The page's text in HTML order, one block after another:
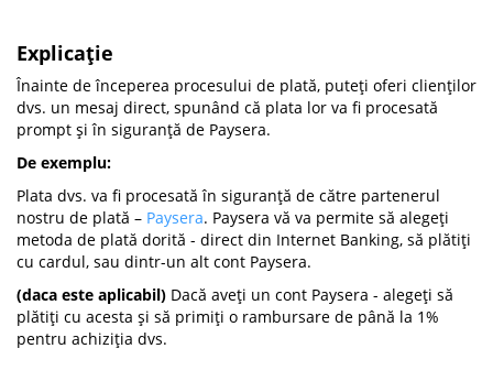
Explicaţie
Înainte de începerea procesului de plată, puteți oferi clienților
dvs. un mesaj direct, spunând că plata lor va fi procesată
prompt și în siguranță de Paysera.
De exemplu:
Plata dvs. va fi procesată în siguranță de către partenerul
nostru de plată – Paysera. Paysera vă va permite să alegeți
metoda de plată dorită - direct din Internet Banking, să plătiți
cu cardul, sau dintr-un alt cont Paysera.
(daca este aplicabil) Dacă aveți un cont Paysera - alegeți să
plătiți cu acesta și să primiți o rambursare de până la 1%
pentru achiziția dvs.